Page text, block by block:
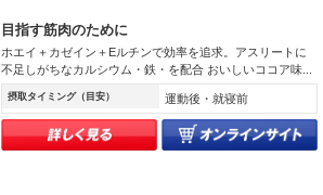
目指す筋肉のために
ホエイ＋カゼイン＋Eルチンで効率を追求。アスリートに
不足しがちなカルシウム・鉄・を配合 おいしいココア味...
摂取タイミング（目安） 運動後・就寝前